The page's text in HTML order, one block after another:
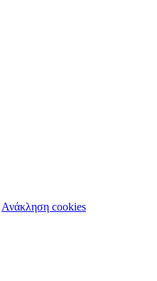
Ανάκληση cookies